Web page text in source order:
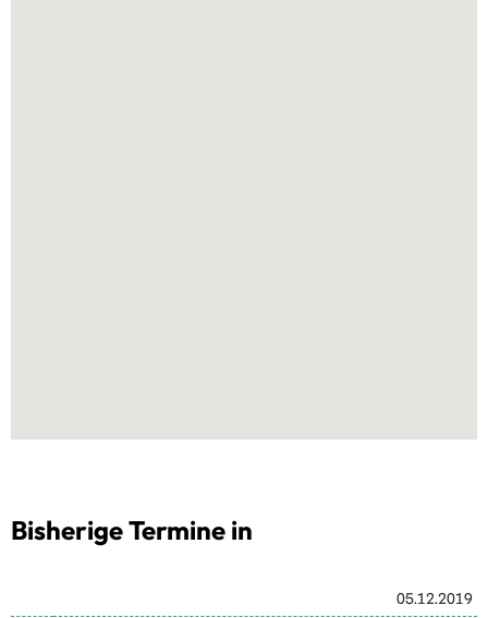
Bisherige Termine in
05.12.2019